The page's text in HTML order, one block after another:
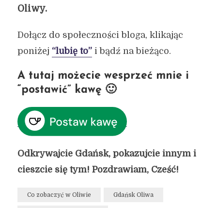
Oliwy.
Dołącz do społeczności bloga, klikając
poniżej “lubię to”i bądź na bieżąco.
A tutaj możecie wesprzeć mnie i
“postawić” kawę 🙂
Odkrywajcie Gdańsk, pokazujcie innym i
cieszcie się tym! Pozdrawiam, Cześć!
Co zobaczyć w Oliwie Gdańsk Oliwa